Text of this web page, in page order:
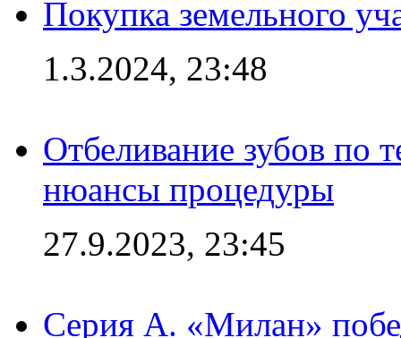
Покупка земельного
1.3.2024, 23:48
Отбеливание зубов по
нюансы процедуры
27.9.2023, 23:45
Серия А. «Милан»